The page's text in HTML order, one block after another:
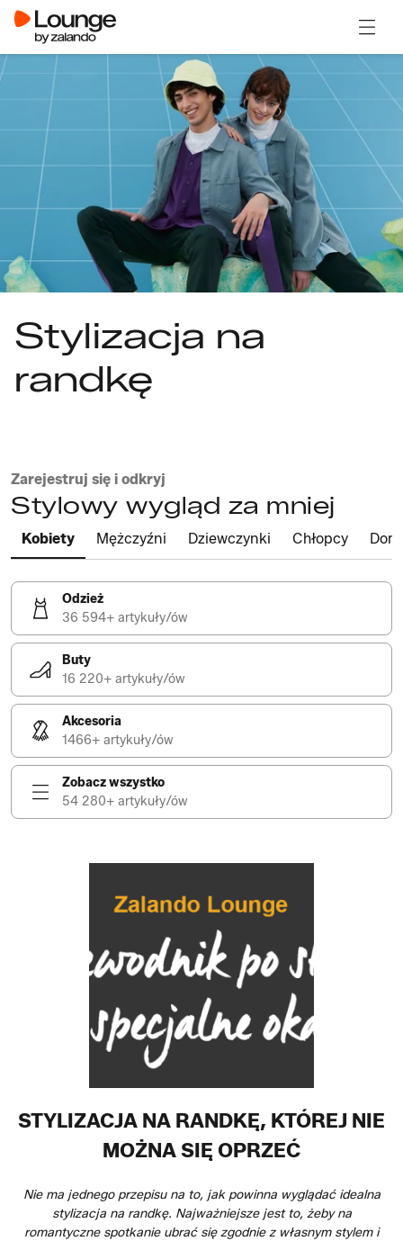
Stylizacja na
randkę
Zarejestruj się i odkryj
Stylowy wygląd za mniej
Kobiety Mężczyźni Dziewczynki Chłopcy Dom
Odzież
36 594+ artykuły/ów
Buty
16 220+ artykuły/ów
Akcesoria
1466+ artykuły/ów
Zobacz wszystko
54 280+ artykuły/ów
STYLIZACJA NA RANDKĘ, KTÓREJ NIE
MOŻNA SIĘ OPRZEĆ
Nie ma jednego przepisu na to, jak powinna wyglądać idealna
stylizacja na randkę. Najważniejsze jest to, żeby na
romantyczne spotkanie ubrać się zgodnie z własnym stylem i